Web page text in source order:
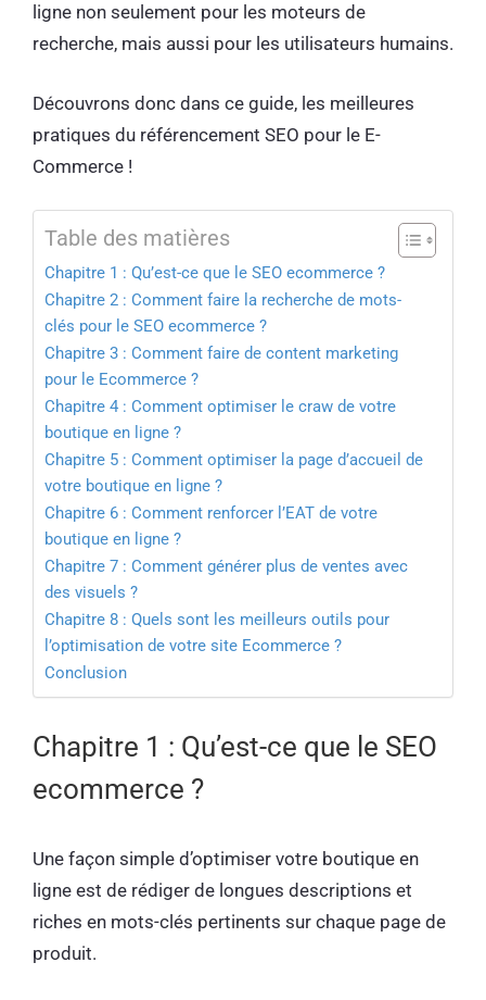
ligne non seulement pour les moteurs de
recherche, mais aussi pour les utilisateurs humains.
Découvrons donc dans ce guide, les meilleures
pratiques du référencement SEO pour le E-
Commerce !
Table des matières
Chapitre 1 : Qu’est-ce que le SEO ecommerce ?
Chapitre 2 : Comment faire la recherche de mots-
clés pour le SEO ecommerce ?
Chapitre 3 : Comment faire de content marketing
pour le Ecommerce ?
Chapitre 4 : Comment optimiser le craw de votre
boutique en ligne ?
Chapitre 5 : Comment optimiser la page d’accueil de
votre boutique en ligne ?
Chapitre 6 : Comment renforcer l’EAT de votre
boutique en ligne ?
Chapitre 7 : Comment générer plus de ventes avec
des visuels ?
Chapitre 8 : Quels sont les meilleurs outils pour
l’optimisation de votre site Ecommerce ?
Conclusion
Chapitre 1 : Qu’est-ce que le SEO
ecommerce ?
Une façon simple d’optimiser votre boutique en
ligne est de rédiger de longues descriptions et
riches en mots-clés pertinents sur chaque page de
produit.